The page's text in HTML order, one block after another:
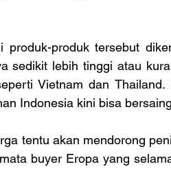
produk-produk tersebut
sedikit lebih tinggi atau
Vietnam dan
Indonesia kini bisa
tentu akan mendorong
buyer Eropa yang